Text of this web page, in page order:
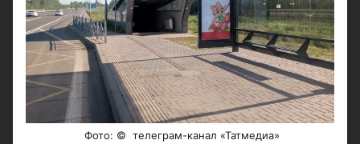
Фото: © телеграм-канал «Татмедиа»